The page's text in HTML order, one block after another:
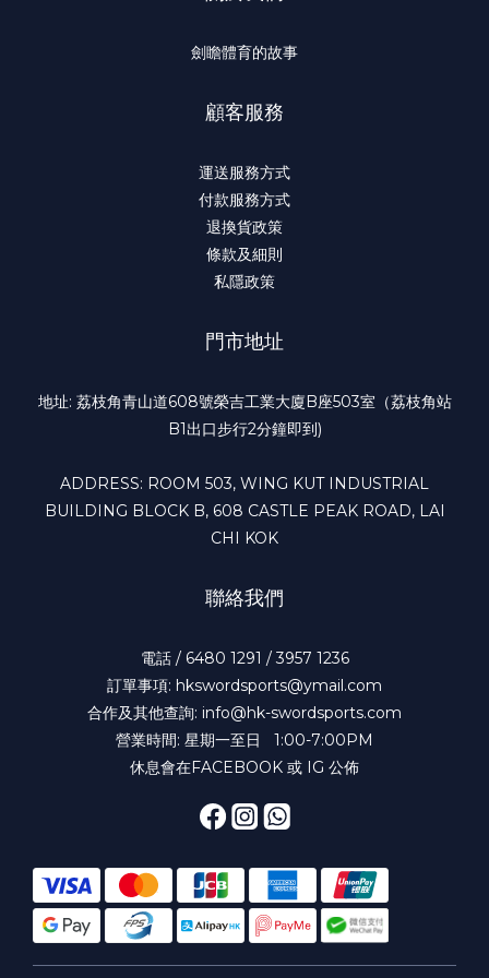
劍瞻體育的故事
顧客服務
運送服務方式
付款服務方式
退換貨政策
條款及細則
私隱政策
門市地址
地址: 荔枝角青山道608號榮吉工業大廈B座503室（荔枝角站
B1出口步行2分鐘即到)
ADDRESS: ROOM 503, WING KUT INDUSTRIAL
BUILDING BLOCK B, 608 CASTLE PEAK ROAD, LAI
CHI KOK
聯絡我們
電話 / 6480 1291 / 3957 1236
訂單事項: hkswordsports@ymail.com
合作及其他查詢: info@hk-swordsports.com
營業時間: 星期一至日 1:00-7:00PM
休息會在FACEBOOK 或 IG 公佈